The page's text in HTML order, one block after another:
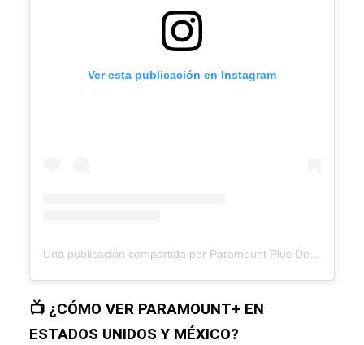
Ver esta publicación en Instagram
📺 ¿CÓMO VER PARAMOUNT+ EN
ESTADOS UNIDOS Y MÉXICO?